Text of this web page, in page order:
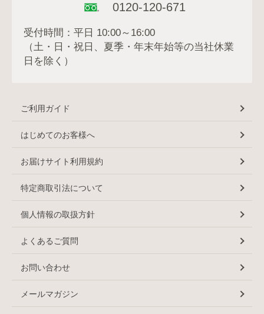
0120-120-671
受付時間：平日 10:00～16:00
（土・日・祝日、夏季・年末年始等の当社休業
日を除く）
ご利用ガイド
はじめてのお客様へ
お届けサイト利用規約
特定商取引法について
個人情報の取扱方針
よくあるご質問
お問い合わせ
メールマガジン